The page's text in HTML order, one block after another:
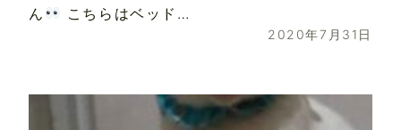
ん
こちらはベッド…
2020年7月31日